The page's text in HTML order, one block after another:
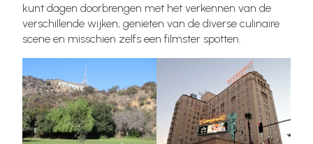
kunt dagen doorbrengen met het verkennen van de
verschillende wijken, genieten van de diverse culinaire
scene en misschien zelfs een filmster spotten.